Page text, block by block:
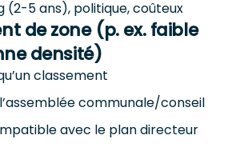
(2-5 ans), politique, coûteux
de zone (p. ex. faible
densité)
classement
communale/conseil
avec le plan directeur